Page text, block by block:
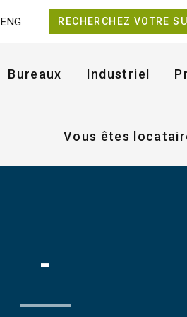
ENG RECHERCHEZ VOTRE
Bureaux Industriel
Vous êtes
-